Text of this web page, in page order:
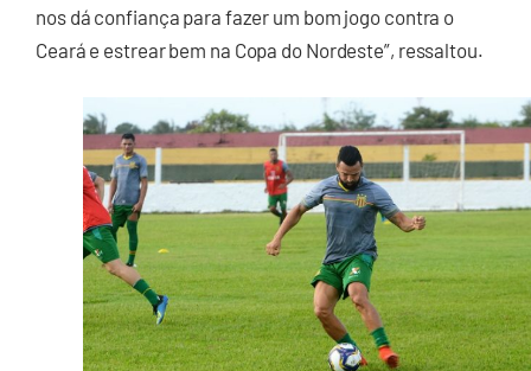
nos dá confiança para fazer um bom jogo contra o
Ceará e estrear bem na Copa do Nordeste”, ressaltou.